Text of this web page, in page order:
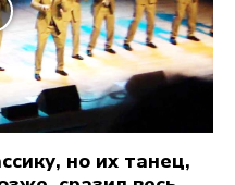
но их танец,